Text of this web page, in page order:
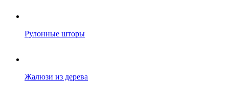
Рулонные шторы
Жалюзи из дерева